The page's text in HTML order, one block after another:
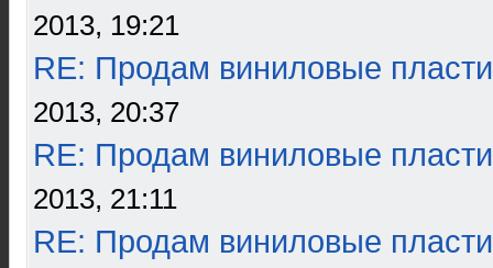
2013, 19:21
RE: Продам виниловые
2013, 20:37
RE: Продам виниловые
2013, 21:11
RE: Продам виниловые